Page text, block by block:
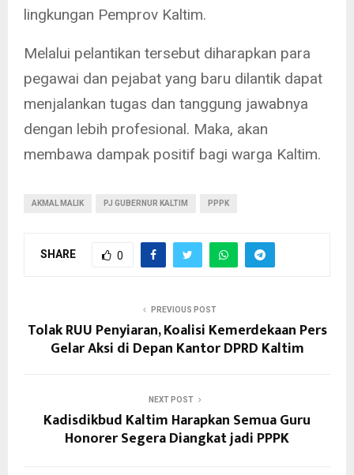
lingkungan Pemprov Kaltim.
Melalui pelantikan tersebut diharapkan para
pegawai dan pejabat yang baru dilantik dapat
menjalankan tugas dan tanggung jawabnya
dengan lebih profesional. Maka, akan
membawa dampak positif bagi warga Kaltim.
AKMAL MALIK PJ GUBERNUR KALTIM PPPK
SHARE 0
PREVIOUS POST
Tolak RUU Penyiaran, Koalisi Kemerdekaan Pers
Gelar Aksi di Depan Kantor DPRD Kaltim
NEXT POST
Kadisdikbud Kaltim Harapkan Semua Guru
Honorer Segera Diangkat jadi PPPK